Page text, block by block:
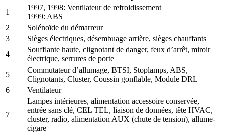
1
1997, 1998: Ventilateur de refroidissement
1999: ABS
2
Solénoïde du démarreur
3
Sièges électriques, désembuage arrière, sièges chauffants
4
Soufflante haute, clignotant de danger, feux d’arrêt, miroir
électrique, serrures de porte
5
Commutateur d’allumage, BTSI, Stoplamps, ABS,
Clignotants, Cluster, Coussin gonflable, Module DRL
6
Ventilateur
7
Lampes intérieures, alimentation accessoire conservée,
entrée sans clé, CEL TEL, liaison de données, tête HVAC,
cluster, radio, alimentation AUX (chute de tension), allume-
cigare